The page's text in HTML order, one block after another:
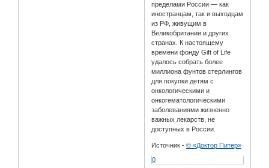
пределами России — как
иностранцам, так и выходцам
из РФ, живущим в
Великобритании и других
странах. К настоящему
времени фонду Gift of Life
удалось собрать более
миллиона фунтов стерлингов
для покупки детям с
онкологическими и
онкогематологическими
заболеваниями жизненно
важных лекарств, не
доступных в России.
Источник -© «Доктор Питер»
0